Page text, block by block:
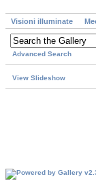
Visioni illuminate
Advanced Search
View Slideshow